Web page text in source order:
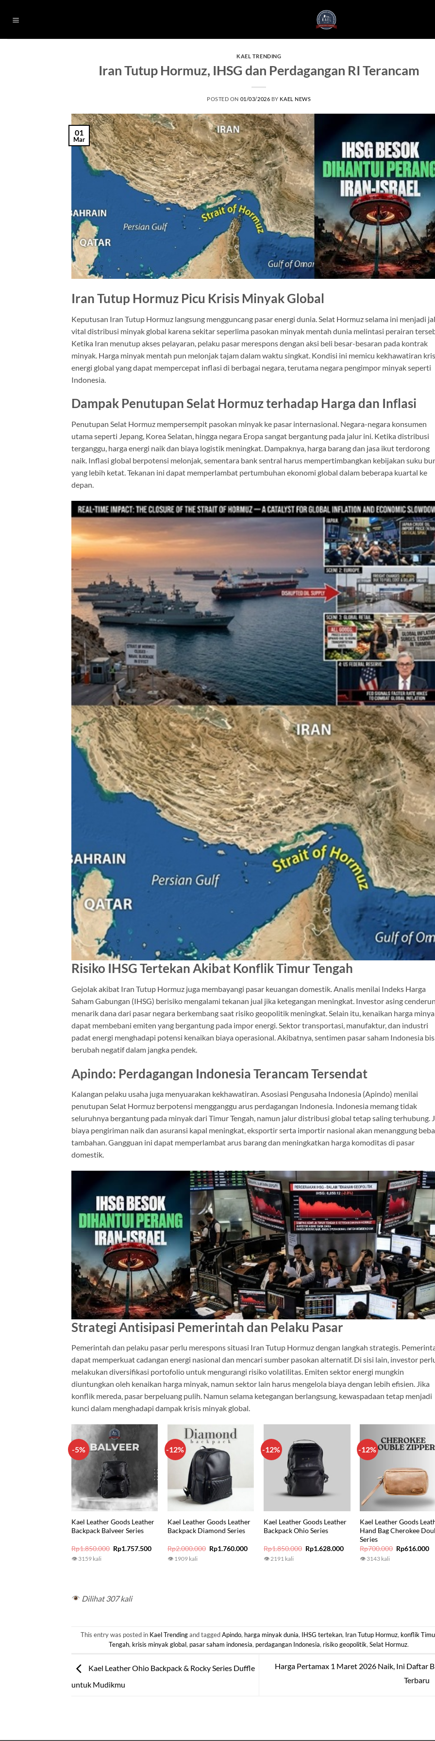
KAEL TRENDING
Iran Tutup Hormuz, IHSG dan Perdagangan RI Terancam
POSTED ON 01/03/2026 BY KAEL NEWS
01
Mar
Iran Tutup Hormuz Picu Krisis Minyak Global
Keputusan Iran Tutup Hormuz langsung mengguncang pasar energi dunia. Selat Hormuz selama ini menjadi
vital distribusi minyak global karena sekitar seperlima pasokan minyak mentah dunia melintasi perairan
Ketika Iran menutup akses pelayaran, pelaku pasar merespons dengan aksi beli besar-besaran pada kontrak
minyak. Harga minyak mentah pun melonjak tajam dalam waktu singkat. Kondisi ini memicu kekhawatiran
energi global yang dapat mempercepat inflasi di berbagai negara, terutama negara pengimpor minyak seperti
Indonesia.
Dampak Penutupan Selat Hormuz terhadap Harga dan Inflasi
Penutupan Selat Hormuz mempersempit pasokan minyak ke pasar internasional. Negara-negara konsumen
utama seperti Jepang, Korea Selatan, hingga negara Eropa sangat bergantung pada jalur ini. Ketika distribusi
terganggu, harga energi naik dan biaya logistik meningkat. Dampaknya, harga barang dan jasa ikut terdorong
naik. Inflasi global berpotensi melonjak, sementara bank sentral harus mempertimbangkan kebijakan suku
yang lebih ketat. Tekanan ini dapat memperlambat pertumbuhan ekonomi global dalam beberapa kuartal ke
depan.
Risiko IHSG Tertekan Akibat Konflik Timur Tengah
Gejolak akibat Iran Tutup Hormuz juga membayangi pasar keuangan domestik. Analis menilai Indeks Harga
Saham Gabungan (IHSG) berisiko mengalami tekanan jual jika ketegangan meningkat. Investor asing
menarik dana dari pasar negara berkembang saat risiko geopolitik meningkat. Selain itu, kenaikan harga
dapat membebani emiten yang bergantung pada impor energi. Sektor transportasi, manufaktur, dan industri
padat energi menghadapi potensi kenaikan biaya operasional. Akibatnya, sentimen pasar saham Indonesia
berubah negatif dalam jangka pendek.
Apindo: Perdagangan Indonesia Terancam Tersendat
Kalangan pelaku usaha juga menyuarakan kekhawatiran.Asosiasi Pengusaha Indonesia (Apindo) menilai
penutupan Selat Hormuz berpotensi mengganggu arus perdagangan Indonesia. Indonesia memang tidak
seluruhnya bergantung pada minyak dari Timur Tengah, namun jalur distribusi global tetap saling terhubung.
biaya pengiriman naik dan asuransi kapal meningkat, eksportir serta importir nasional akan menanggung
tambahan. Gangguan ini dapat memperlambat arus barang dan meningkatkan harga komoditas di pasar
domestik.
Strategi Antisipasi Pemerintah dan Pelaku Pasar
Pemerintah dan pelaku pasar perlu merespons situasi Iran Tutup Hormuz dengan langkah strategis.
dapat memperkuat cadangan energi nasional dan mencari sumber pasokan alternatif. Di sisi lain, investor
melakukan diversifikasi portofolio untuk mengurangi risiko volatilitas. Emiten sektor energi mungkin
diuntungkan oleh kenaikan harga minyak, namun sektor lain harus mengelola biaya dengan lebih efisien. Jika
konflik mereda, pasar berpeluang pulih. Namun selama ketegangan berlangsung, kewaspadaan tetap menjadi
kunci dalam menghadapi dampak krisis minyak global.
-5%
Kael Leather Goods Leather
Backpack Balveer Series
Rp1.850.000 Original
price
Rp1.757.500Current
👁 3159 kali
-12%
Kael Leather Goods Leather
Backpack Diamond Series
Rp2.000.000 Original
price
Rp1.760.000Current
👁 1909 kali
-12%
Kael Leather Goods Leather
Backpack Ohio Series
Rp1.850.000 Original
price
Rp1.628.000Current
👁 2191 kali
-12%
Kael Leather Goods
Hand Bag Cherokee
Series
Rp700.000 Original
price
Rp616.000
👁 3143 kali
Dilihat 307 kali
This entry was posted in Kael Trendingand taggedApindo, harga minyak dunia, IHSG tertekan, Iran Tutup Hormuz, konflik
Tengah, krisis minyak global, pasar saham indonesia, perdagangan Indonesia, risiko geopolitik,Selat Hormuz.
Kael Leather Ohio Backpack & Rocky Series Duffle
untuk Mudikmu
Harga Pertamax 1 Maret 2026 Naik, Ini Daftar
Terbaru